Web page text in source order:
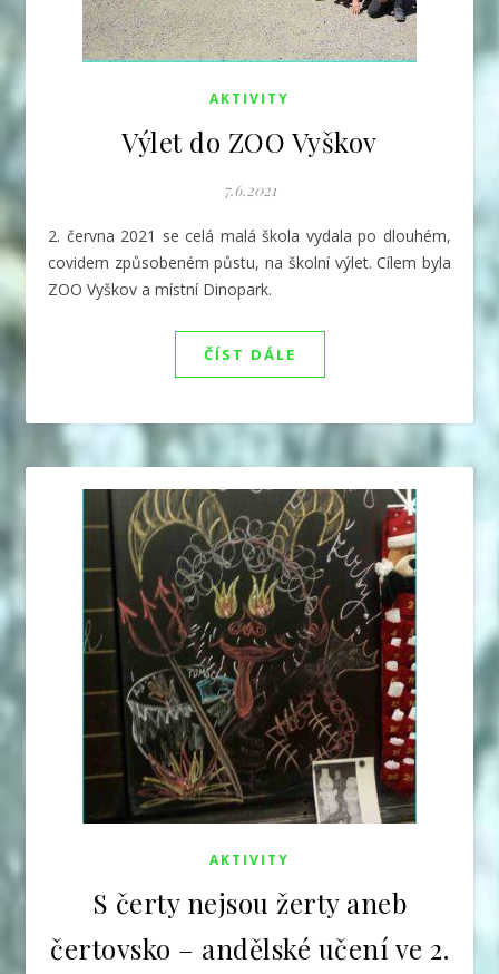
AKTIVITY
Výlet do ZOO Vyškov
7.6.2021
2. června 2021 se celá malá škola vydala po dlouhém,
covidem způsobeném půstu, na školní výlet. Cílem byla
ZOO Vyškov a místní Dinopark.
ČÍST DÁLE
AKTIVITY
S čerty nejsou žerty aneb
čertovsko – andělské učení ve 2.